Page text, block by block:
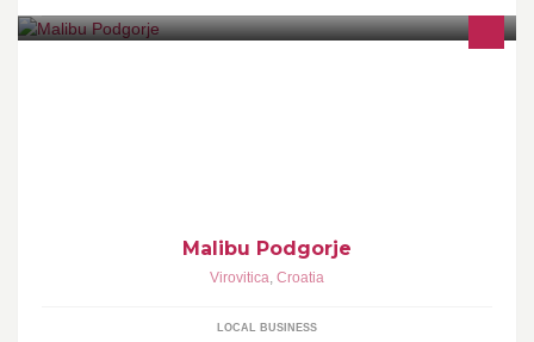
Malibu Podgorje
Virovitica, Croatia
LOCAL BUSINESS